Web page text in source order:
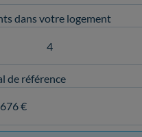
dans votre logement
de référence